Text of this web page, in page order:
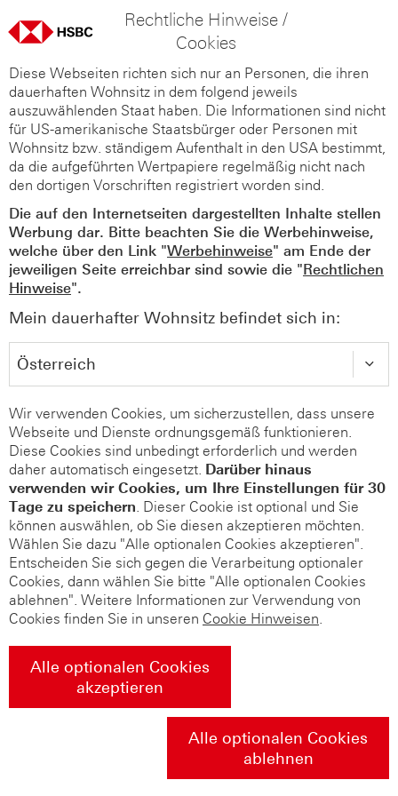
Rechtliche Hinweise /
Cookies
Diese Webseiten richten sich nur an Personen, die ihren
dauerhaften Wohnsitz in dem folgend jeweils
auszuwählenden Staat haben. Die Informationen sind nicht
für US-amerikanische Staatsbürger oder Personen mit
Wohnsitz bzw. ständigem Aufenthalt in den USA bestimmt,
da die aufgeführten Wertpapiere regelmäßig nicht nach
den dortigen Vorschriften registriert worden sind.
Die auf den Internetseiten dargestellten Inhalte stellen
Werbung dar. Bitte beachten Sie die Werbehinweise,
welche über den Link "Werbehinweise" am Ende der
jeweiligen Seite erreichbar sind sowie die "Rechtlichen
Hinweise".
Mein dauerhafter Wohnsitz befindet sich in:
Wir verwenden Cookies, um sicherzustellen, dass unsere
Webseite und Dienste ordnungsgemäß funktionieren.
Diese Cookies sind unbedingt erforderlich und werden
daher automatisch eingesetzt. Darüber hinaus
verwenden wir Cookies, um Ihre Einstellungen für 30
Tage zu speichern. Dieser Cookie ist optional und Sie
können auswählen, ob Sie diesen akzeptieren möchten.
Wählen Sie dazu "Alle optionalen Cookies akzeptieren".
Entscheiden Sie sich gegen die Verarbeitung optionaler
Cookies, dann wählen Sie bitte "Alle optionalen Cookies
ablehnen". Weitere Informationen zur Verwendung von
Cookies finden Sie in unseren Cookie Hinweisen.
Alle optionalen Cookies
akzeptieren
Alle optionalen Cookies
ablehnen